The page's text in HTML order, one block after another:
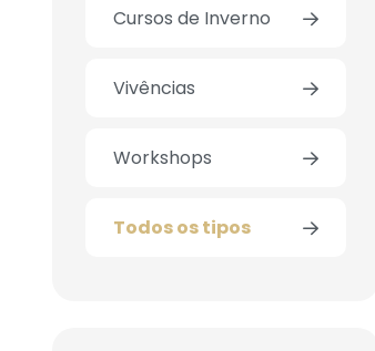
Cursos de Inverno
Vivências
Workshops
Todos os tipos